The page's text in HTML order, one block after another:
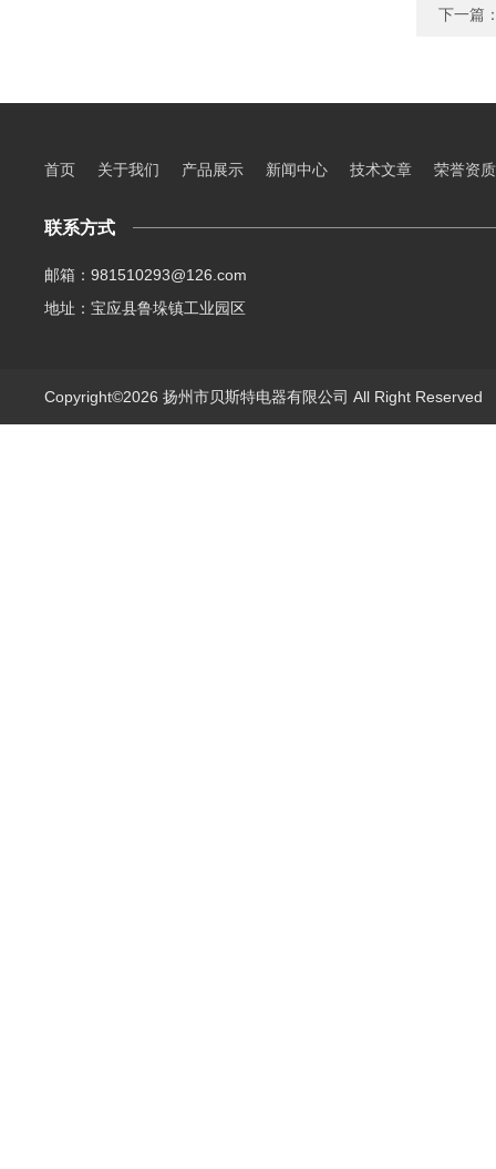
下一篇
首页 关于我们 产品展示 新闻中心 技术文章 荣誉资质
联系方式
邮箱：981510293@126.com
地址：宝应县鲁垛镇工业园区
Copyright©2026 扬州市贝斯特电器有限公司 All Right